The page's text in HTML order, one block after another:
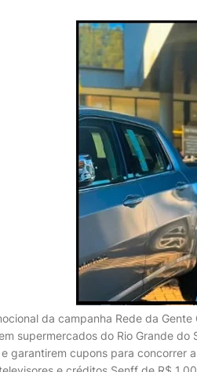
da campanha Rede da
supermercados do Rio Grande
garantirem cupons para concorrer